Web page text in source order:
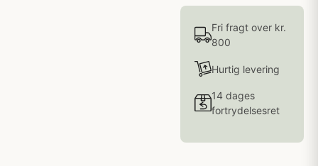
Fri fragt over kr.
800
Hurtig levering
14 dages
fortrydelsesret